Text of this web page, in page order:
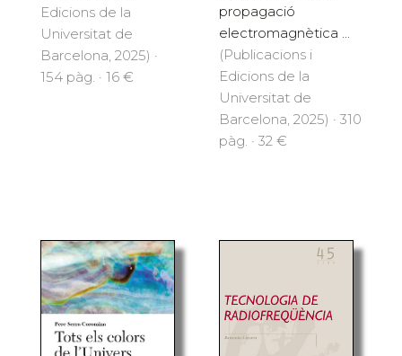
Edicions de la
Universitat de
Barcelona, 2025) ·
154 pàg. · 16 €
propagació
electromagnètica ...
(Publicacions i
Edicions de la
Universitat de
Barcelona, 2025) · 310
pàg. · 32 €